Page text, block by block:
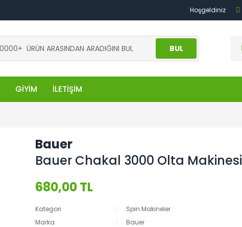
Hoşgeldiniz
BUL
GİYİM İLETİŞİM
Bauer
Bauer Chakal 3000 Olta Makinesi
680,00 TL
Kategori
Spin Makineler
Marka
Bauer